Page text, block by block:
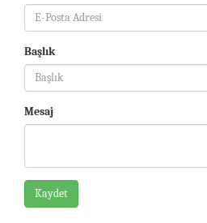
Başlık
Mesaj
Kaydet